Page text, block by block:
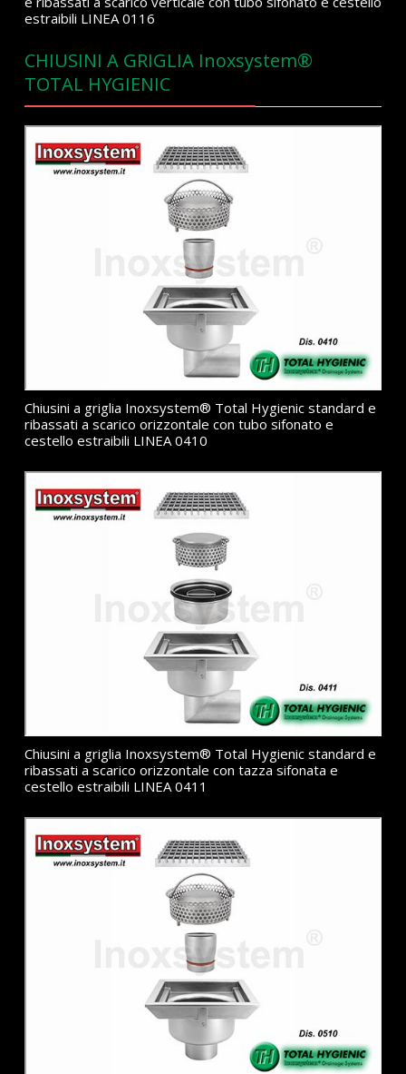
estraibili LINEA 0116
CHIUSINI A GRIGLIA Inoxsystem®
TOTAL HYGIENIC
Chiusini a griglia Inoxsystem® Total Hygienic standard e
ribassati a scarico orizzontale con tubo sifonato e
cestello estraibili LINEA 0410
Chiusini a griglia Inoxsystem® Total Hygienic standard e
ribassati a scarico orizzontale con tazza sifonata e
cestello estraibili LINEA 0411